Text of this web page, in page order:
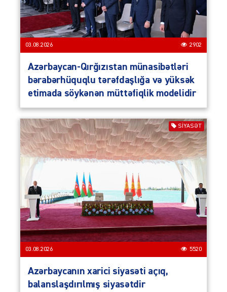
03.08.2026 2902
Azərbaycan-Qırğızıstan münasibətləri
bərabərhüquqlu tərəfdaşlığa və yüksək
etimada söykənən müttəfiqlik modelidir
SIYASƏT
03.08.2026 5520
Azərbaycanın xarici siyasəti açıq,
balanslaşdırılmış siyasətdir